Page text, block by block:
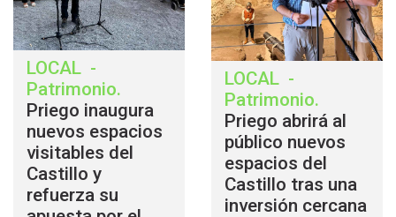
LOCAL -
Patrimonio.
Priego inaugura
nuevos espacios
visitables del
Castillo y
refuerza su
LOCAL -
Patrimonio.
Priego abrirá al
público nuevos
espacios del
Castillo tras una
inversión cercana